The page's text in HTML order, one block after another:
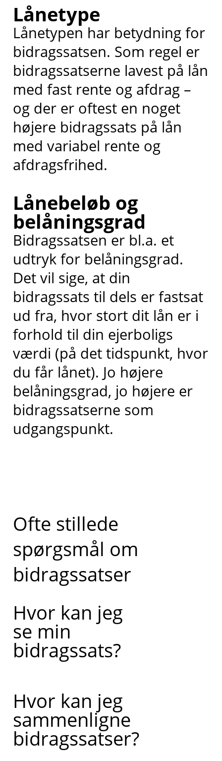
Lånetype
Lånetypen har betydning for
bidragssatsen. Som regel er
bidragssatserne lavest på lån
med fast rente og afdrag –
og der er oftest en noget
højere bidragssats på lån
med variabel rente og
afdragsfrihed.
Lånebeløb og
belåningsgrad
Bidragssatsen er bl.a. et
udtryk for belåningsgrad.
Det vil sige, at din
bidragssats til dels er fastsat
ud fra, hvor stort dit lån er i
forhold til din ejerboligs
værdi (på det tidspunkt, hvor
du får lånet). Jo højere
belåningsgrad, jo højere er
bidragssatserne som
udgangspunkt.
Ofte stillede
spørgsmål om
bidragssatser
Hvor kan jeg
se min
bidragssats?
Hvor kan jeg
sammenligne
bidragssatser?